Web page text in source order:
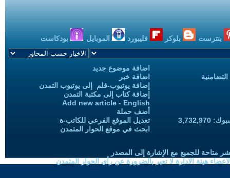
بنترست بلوكر فليبورد الموبايل بودكاست
اضافة موضوع جديد
اضافة خبر
إضافة يوتيوب-فلم إلى يوتيوب التمدن
إضافة كتاب إلى مكتبة التمدن
Add new article - English
أضف حملة
تعديل الموقع الفرعي للكاتب-ة
ابحث في موقع الحوار المتمدن
متاحة للجميع مع الإشارة إلى المصدر
هيئة الادارة لا تعبر بالضرورة عن رأي الحوار المتمدن